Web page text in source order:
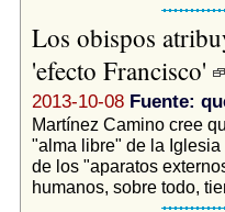
Los obispos
'efecto Francisco'
2013-10-08 Fuente:
Martínez Camino cree
"alma libre" de la
de los "aparatos
humanos, sobre todo,